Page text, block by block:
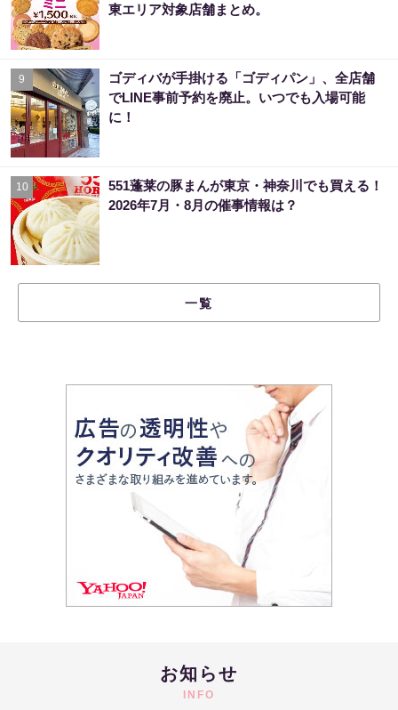
東エリア対象店舗まとめ。
9
ゴディバが手掛ける「ゴディパン」、全店舗
でLINE事前予約を廃止。いつでも入場可能
に！
10
551蓬莱の豚まんが東京・神奈川でも買える！
2026年7月・8月の催事情報は？
一覧
お知らせ
INFO